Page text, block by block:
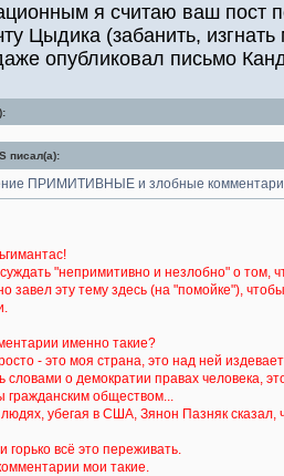
я считаю ваш пост
Цыдика (забанить,
опубликовал письмо
писал(а):
ПРИМИТИВНЫЕ и злобные
"непримитивно и незлобно" о том,
завел эту тему здесь (на "помойке"),
именно такие?
- это моя страна, это над ней
словами о демократии правах человека,
гражданским обществом...
убегая в США, Зянон Пазняк сказал,
горько всё это переживать.
мои такие.